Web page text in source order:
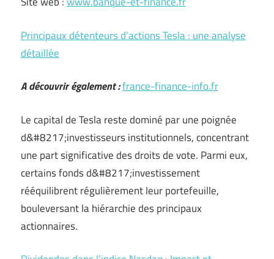
Principaux détenteurs d’actions Tesla : une analyse
détaillée
A découvrir également :france-finance-info.fr
Le capital de Tesla reste dominé par une poignée
d&#8217;investisseurs institutionnels, concentrant
une part significative des droits de vote. Parmi eux,
certains fonds d&#8217;investissement
rééquilibrent régulièrement leur portefeuille,
bouleversant la hiérarchie des principaux
actionnaires.